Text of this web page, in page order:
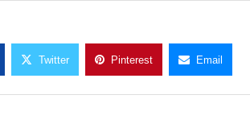
Twitter Pinterest Email